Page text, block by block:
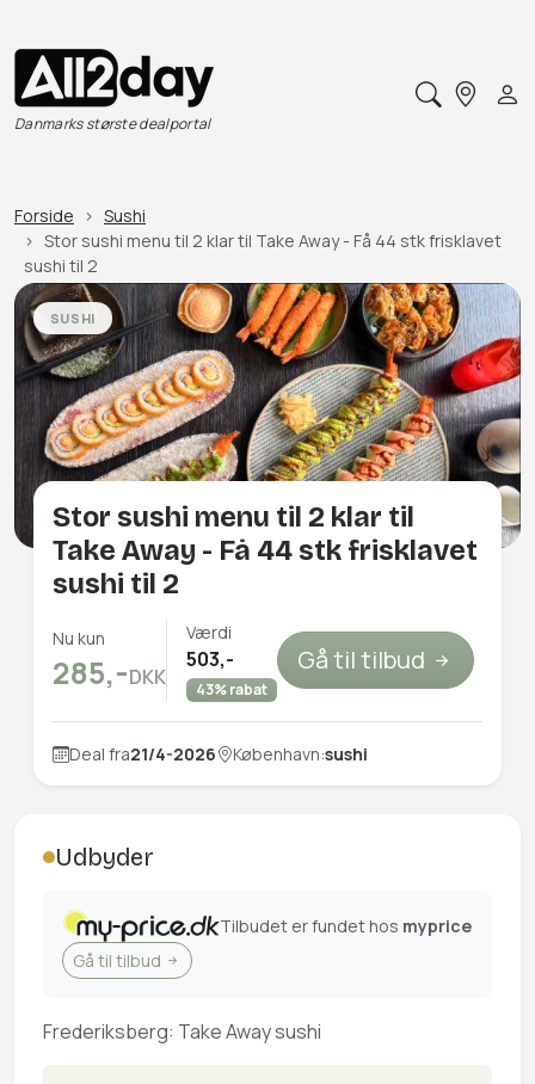
Danmarks største dealportal
Forside
Sushi
Stor sushi menu til 2 klar til Take Away - Få 44 stk frisklavet
sushi til 2
SUSHI
Stor sushi menu til 2 klar til
Take Away - Få 44 stk frisklavet
sushi til 2
Nu kun
285,-DKK
Værdi
503,-
43% rabat
Gå til tilbud
Deal fra21/4-2026 København:sushi
Udbyder
Tilbudet er fundet hos myprice
Gå til tilbud
Frederiksberg: Take Away sushi